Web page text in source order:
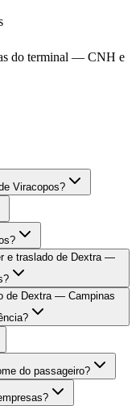
do terminal — CNH e
Viracopos?
e traslado de Dextra —
de Dextra — Campinas
do passageiro?